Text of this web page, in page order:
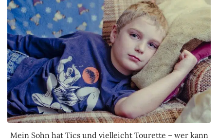
Mein Sohn hat Tics und vielleicht Tourette – wer kann